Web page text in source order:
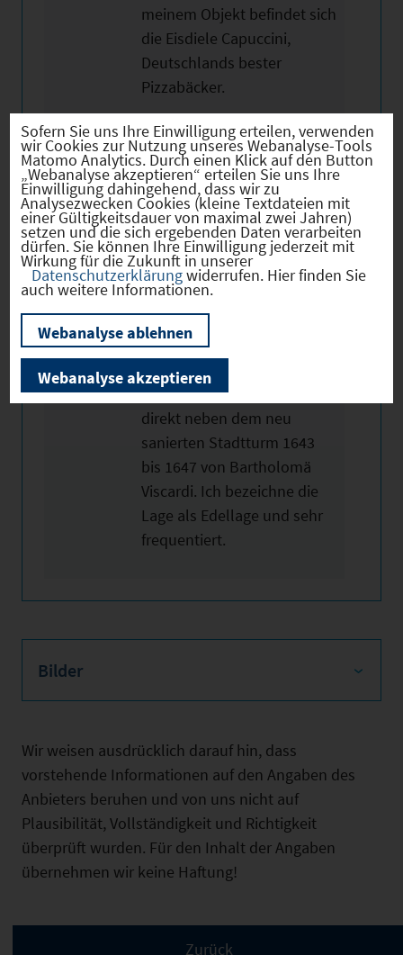
meinem Objekt befindet sich
die Eisdiele Capuccini,
Deutschlands bester
Pizzabäcker.
Nutzfläch
e
170 m²
Vergabear
t
Vermietung
Verfügbar
ab
24.09.2025
Beschreib
ung /
besondere
Merkmale
Vermiete Ladengeschäft mit
ca. 170 qm sowie
Nebenräume von ca. 30 qm
in 94474 Vilshofen,
Stadtplatz 2. Das Objekt ist
direkt neben dem neu
sanierten Stadtturm 1643
bis 1647 von Bartholomä
Viscardi. Ich bezeichne die
Lage als Edellage und sehr
frequentiert.
Bilder
Wir weisen ausdrücklich darauf hin, dass
vorstehende Informationen auf den Angaben des
Anbieters beruhen und von uns nicht auf
Plausibilität, Vollständigkeit und Richtigkeit
überprüft wurden. Für den Inhalt der Angaben
übernehmen wir keine Haftung!
Sofern Sie uns Ihre Einwilligung erteilen, verwenden
wir Cookies zur Nutzung unseres Webanalyse-Tools
Matomo Analytics. Durch einen Klick auf den Button
„Webanalyse akzeptieren“ erteilen Sie uns Ihre
Einwilligung dahingehend, dass wir zu
Analysezwecken Cookies (kleine Textdateien mit
einer Gültigkeitsdauer von maximal zwei Jahren)
setzen und die sich ergebenden Daten verarbeiten
dürfen. Sie können Ihre Einwilligung jederzeit mit
Wirkung für die Zukunft in unserer
Datenschutzerklärungwiderrufen. Hier finden Sie
auch weitere Informationen.
Webanalyse ablehnen
Webanalyse akzeptieren